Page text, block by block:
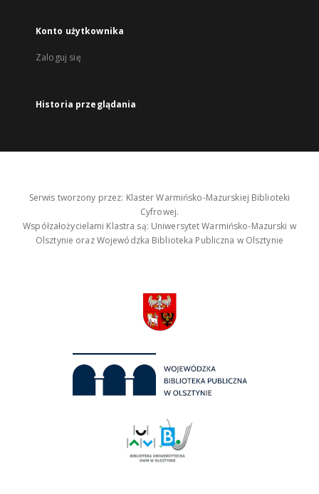
Konto użytkownika
Zaloguj się
Historia przeglądania
Serwis tworzony przez: Klaster Warmińsko-Mazurskiej Biblioteki
Cyfrowej.
Współzałożycielami Klastra są: Uniwersytet Warmińsko-Mazurski w
Olsztynie oraz Wojewódzka Biblioteka Publiczna w Olsztynie